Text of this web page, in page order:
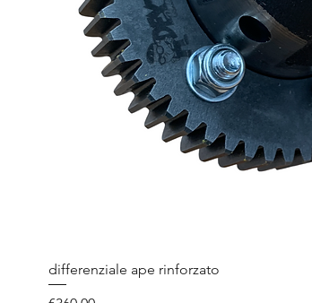
differenziale ape rinforzato